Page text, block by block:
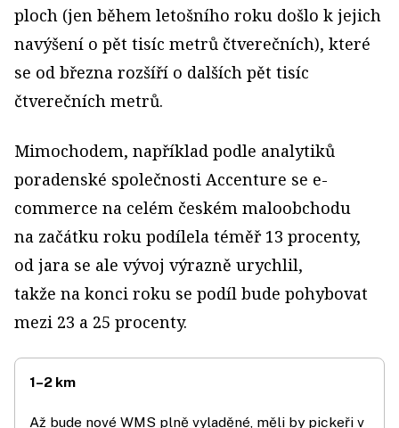
ploch (jen během letošního roku došlo k jejich
navýšení o pět tisíc metrů čtverečních), které
se od března rozšíří o dalších pět tisíc
čtverečních metrů.
Mimochodem, například podle analytiků
poradenské společnosti Accenture se e-
commerce na celém českém maloobchodu
na začátku roku podílela téměř 13 procenty,
od jara se ale vývoj výrazně urychlil,
takže na konci roku se podíl bude pohybovat
mezi 23 a 25 procenty.
1–2 km
Až bude nové WMS plně vyladěné, měli by pickeři v